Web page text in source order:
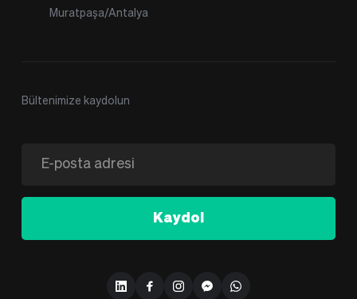
Muratpaşa/Antalya
Bültenimize kaydolun
Kaydol